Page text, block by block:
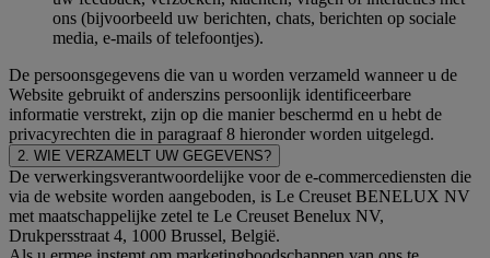
ons (bijvoorbeeld uw berichten, chats, berichten op sociale
media, e-mails of telefoontjes).
De persoonsgegevens die van u worden verzameld wanneer u de
Website gebruikt of anderszins persoonlijk identificeerbare
informatie verstrekt, zijn op die manier beschermd en u hebt de
privacyrechten die in paragraaf 8 hieronder worden uitgelegd.
2. WIE VERZAMELT UW GEGEVENS?
De verwerkingsverantwoordelijke voor de e-commercediensten die
via de website worden aangeboden, is Le Creuset BENELUX NV
met maatschappelijke zetel te Le Creuset Benelux NV,
Drukpersstraat 4, 1000 Brussel, België.